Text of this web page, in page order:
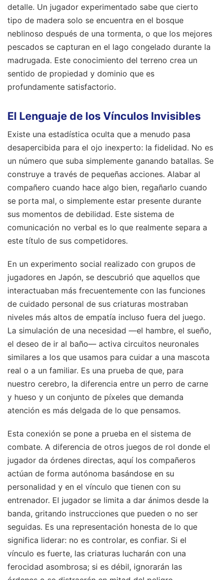
detalle. Un jugador experimentado sabe que cierto
tipo de madera solo se encuentra en el bosque
neblinoso después de una tormenta, o que los mejores
pescados se capturan en el lago congelado durante la
madrugada. Este conocimiento del terreno crea un
sentido de propiedad y dominio que es
profundamente satisfactorio.
El Lenguaje de los Vínculos Invisibles
Existe una estadística oculta que a menudo pasa
desapercibida para el ojo inexperto: la fidelidad. No es
un número que suba simplemente ganando batallas. Se
construye a través de pequeñas acciones. Alabar al
compañero cuando hace algo bien, regañarlo cuando
se porta mal, o simplemente estar presente durante
sus momentos de debilidad. Este sistema de
comunicación no verbal es lo que realmente separa a
este título de sus competidores.
En un experimento social realizado con grupos de
jugadores en Japón, se descubrió que aquellos que
interactuaban más frecuentemente con las funciones
de cuidado personal de sus criaturas mostraban
niveles más altos de empatía incluso fuera del juego.
La simulación de una necesidad —el hambre, el sueño,
el deseo de ir al baño— activa circuitos neuronales
similares a los que usamos para cuidar a una mascota
real o a un familiar. Es una prueba de que, para
nuestro cerebro, la diferencia entre un perro de carne
y hueso y un conjunto de píxeles que demanda
atención es más delgada de lo que pensamos.
Esta conexión se pone a prueba en el sistema de
combate. A diferencia de otros juegos de rol donde el
jugador da órdenes directas, aquí los compañeros
actúan de forma autónoma basándose en su
personalidad y en el vínculo que tienen con su
entrenador. El jugador se limita a dar ánimos desde la
banda, gritando instrucciones que pueden o no ser
seguidas. Es una representación honesta de lo que
significa liderar: no es controlar, es confiar. Si el
vínculo es fuerte, las criaturas lucharán con una
ferocidad asombrosa; si es débil, ignorarán las